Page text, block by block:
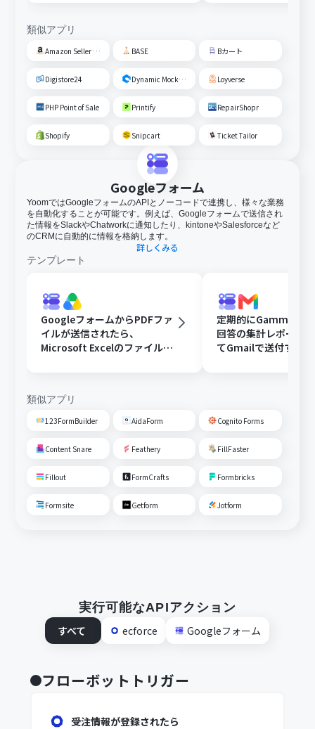
類似アプリ
Amazon Seller Central BASE Bカート
Digistore24 Dynamic Mockups Loyverse
PHP Point of Sale Printify RepairShopr
Shopify Snipcart Ticket Tailor
Googleフォーム
YoomではGoogleフォームのAPIとノーコードで連携し、様々な業務
を自動化することが可能です。例えば、Googleフォームで送信され
た情報をSlackやChatworkに通知したり、kintoneやSalesforceなど
のCRMに自動的に情報を格納します。
詳しくみる
テンプレート
GoogleフォームからPDFファ
イルが送信されたら、
Microsoft Excelのファイルに
定期的にGammaで
回答の集計レポート
てGmailで送付する
類似アプリ
123FormBuilder AidaForm Cognito Forms
Content Snare Feathery FillFaster
Fillout FormCrafts Formbricks
Formsite Getform Jotform
実行可能なAPIアクション
すべて
ecforce Googleフォーム
フローボットトリガー
受注情報が登録されたら